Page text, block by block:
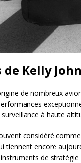
Kelly
de nombreux
à haute
considéré
tiennent encore
de